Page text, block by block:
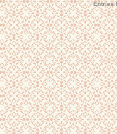
Entries